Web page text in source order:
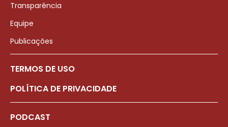
Transparência
Equipe
Publicações
TERMOS DE USO
POLÍTICA DE PRIVACIDADE
PODCAST